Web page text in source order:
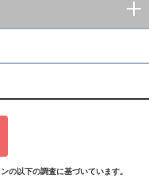
の以下の調査に基づいています。